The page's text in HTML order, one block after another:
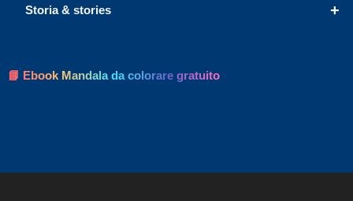
+
Storia & stories
📘 Ebook Mandala da colorare gratuito